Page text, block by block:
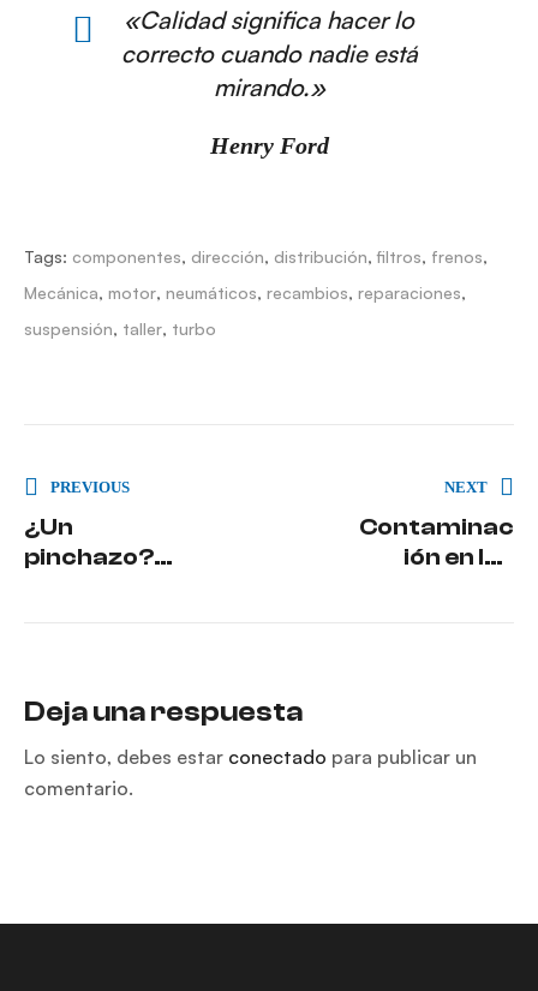
«Calidad significa hacer lo
correcto cuando nadie está
mirando.»
Henry Ford
Tags: componentes, dirección, distribución,filtros, frenos,
Mecánica, motor, neumáticos, recambios, reparaciones,
suspensión, taller, turbo
PREVIOUS
¿Un
pinchazo?
NEXT
Contaminac
ión en los
Deja una respuesta
Lo siento, debes estar conectado para publicar un
comentario.